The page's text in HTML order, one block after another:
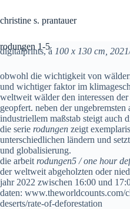
to
content
christine s. prantauer
rodungen 1-5
digitalprints, á 100 x 130 cm,
obwohl die wichtigkeit von
und wichtiger faktor im
weltweit wälder den interessen
geopfert. neben der
industriellem maßstab steigt auch
die serie rodungen zeigt
unterschiedlichen ländern und
und globalisierung.
die arbeit rodungen5 / one hour
der weltweit abgeholzten oder
jahr 2022 zwischen 16:00 und
daten: www.theworldcounts.com/
deserts/rate-of-deforestation